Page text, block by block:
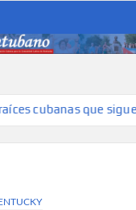
cubanas que siguen